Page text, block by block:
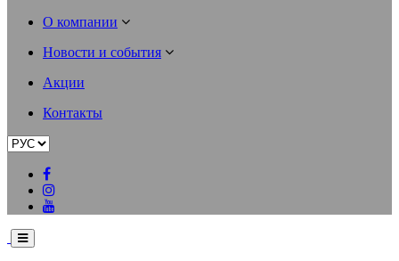
О компании
Новости и события
Акции
Контакты